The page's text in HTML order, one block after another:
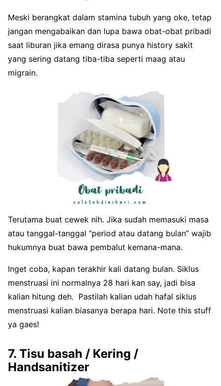
Meski berangkat dalam stamina tubuh yang oke, tetap
jangan mengabaikan dan lupa bawa obat-obat pribadi
saat liburan jika emang dirasa punya history sakit
yang sering datang tiba-tiba seperti maag atau
migrain.
Terutama buat cewek nih. Jika sudah memasuki masa
atau tanggal-tanggal “period atau datang bulan” wajib
hukumnya buat bawa pembalut kemana-mana.
Inget coba, kapan terakhir kali datang bulan. Siklus
menstruasi ini normalnya 28 hari kan say, jadi bisa
kalian hitung deh. Pastilah kalian udah hafal siklus
menstruasi kalian biasanya berapa hari. Note this stuff
ya gaes!
7. Tisu basah / Kering /
Handsanitizer